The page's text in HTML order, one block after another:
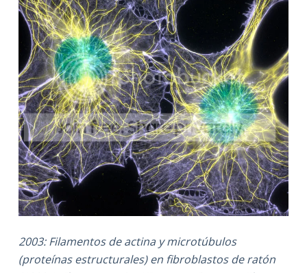
2003: Filamentos de actina y microtúbulos
(proteínas estructurales) en fibroblastos de ratón